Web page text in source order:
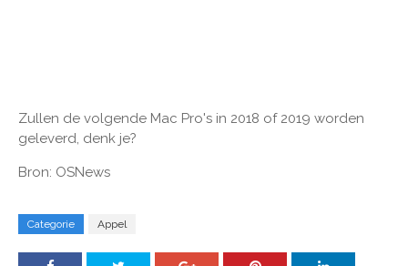
Zullen de volgende Mac Pro's in 2018 of 2019 worden
geleverd, denk je?
Bron: OSNews
Categorie Appel